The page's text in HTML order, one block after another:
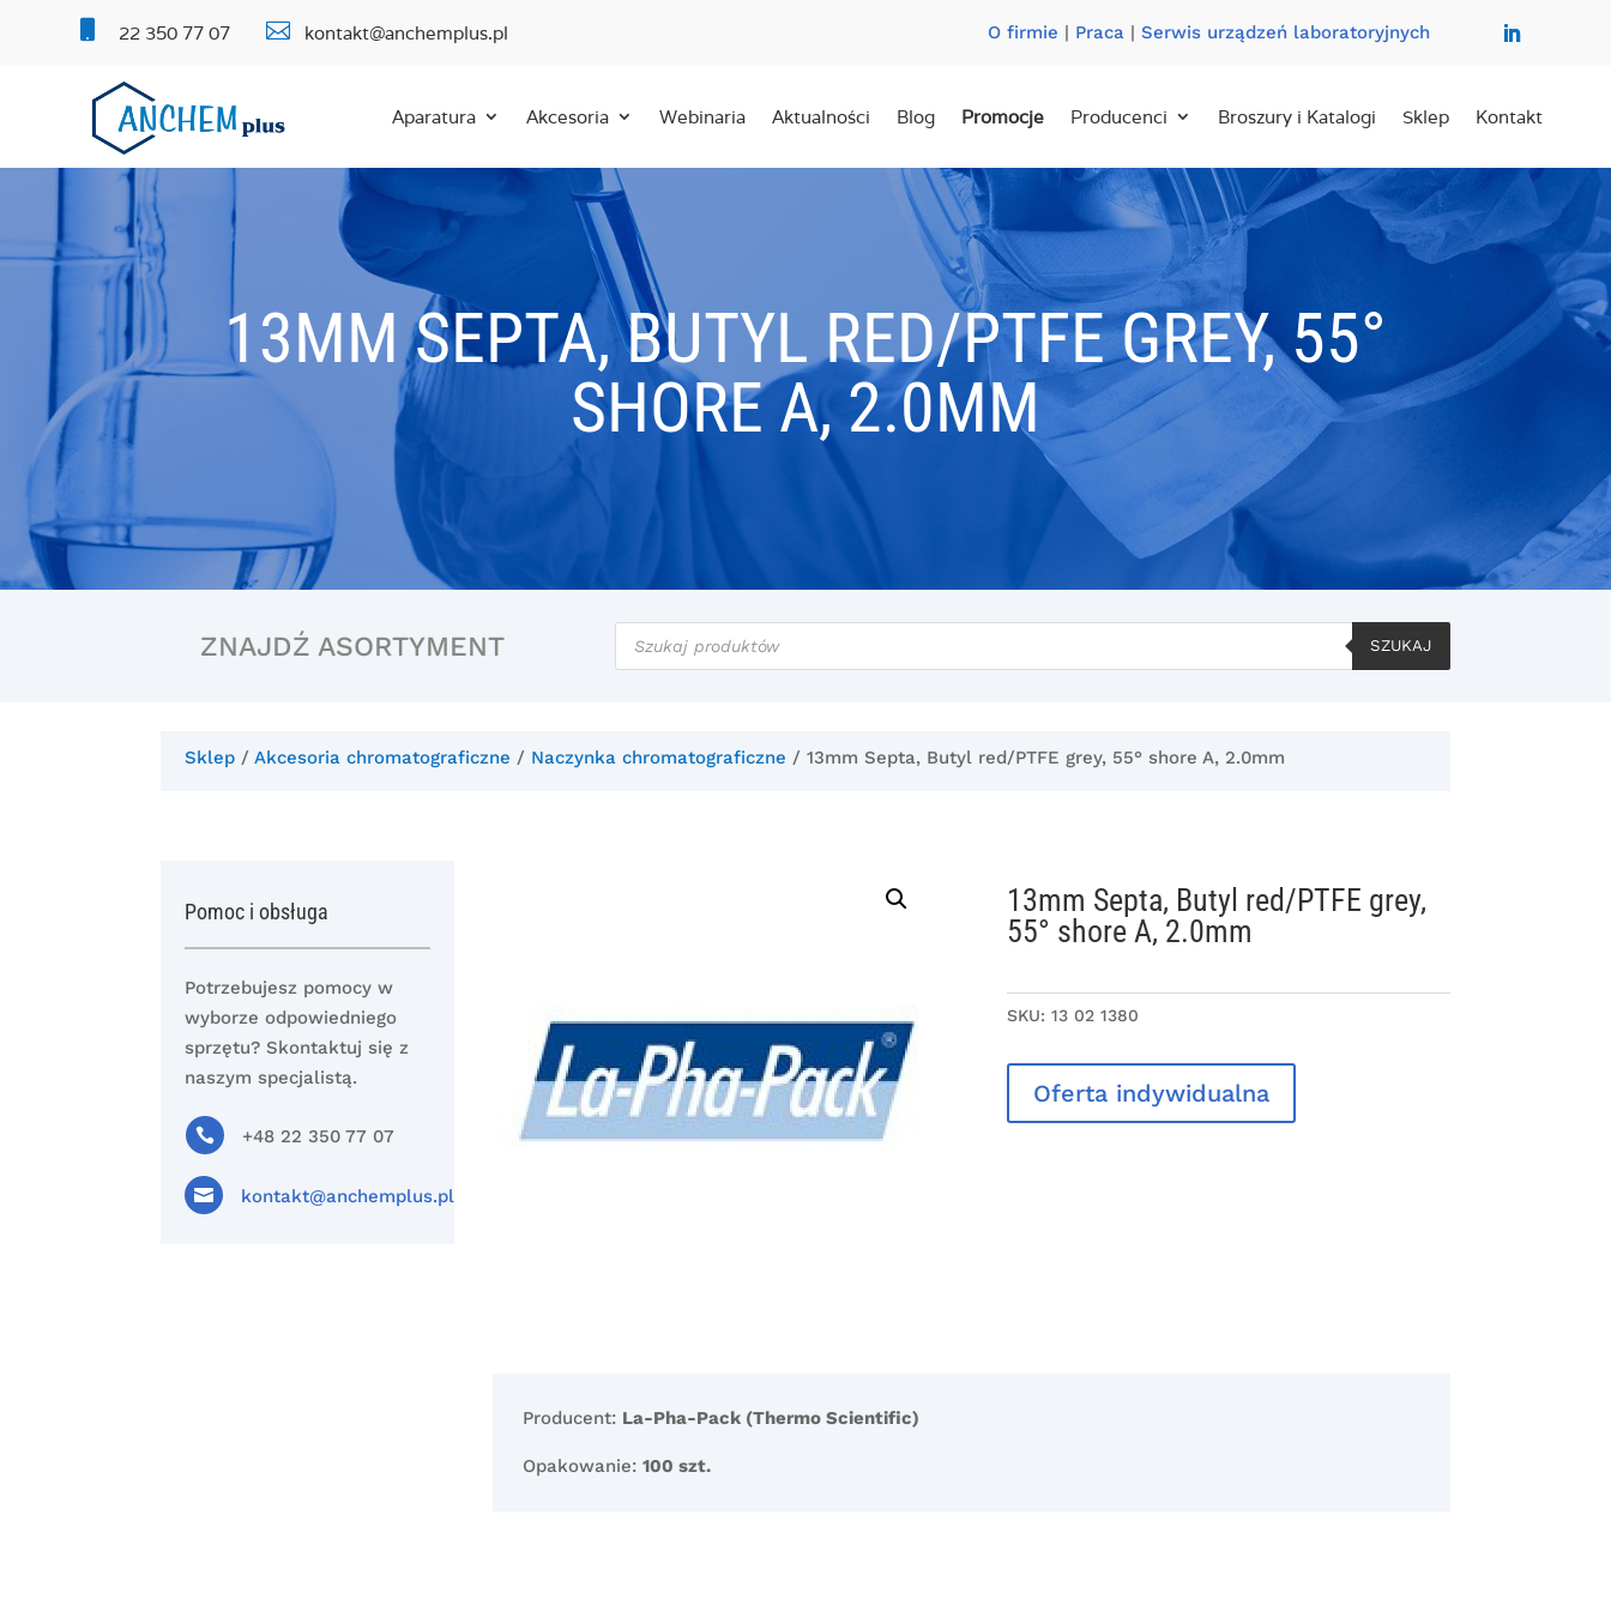
22 350 77 07  kontakt@anchemplus.pl O firmie | Praca| Serwis urządzeń laboratoryjnych
Aparatura Akcesoria Webinaria Aktualności Blog Promocje Producenci Broszury i Katalogi Sklep Kontakt
13MM SEPTA, BUTYL RED/PTFE GREY, 55°
SHORE A, 2.0MM
ZNAJDŹ ASORTYMENT
Wyszukiwarka
produktów
SZUKAJ
Sklep /Akcesoria chromatograficzne / Naczynka chromatograficzne / 13mm Septa, Butyl red/PTFE grey, 55° shore A, 2.0mm
Pomoc i obsługa
Potrzebujesz pomocy w
wyborze odpowiedniego
sprzętu? Skontaktuj się z
naszym specjalistą.
 +48 22 350 77 07
 kontakt@anchemplus.pl
13mm Septa, Butyl red/PTFE grey,
55° shore A, 2.0mm
SKU:13 02 1380
Oferta indywidualna
Producent: La-Pha-Pack (Thermo Scientific)
Opakowanie:100 szt.